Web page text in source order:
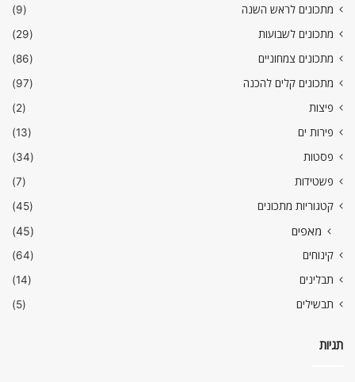
מתכונים לראש השנה
(9)
מתכונים לשבועות
(29)
מתכונים צמחוניים
(86)
מתכונים קלים להכנה
(97)
פיצות
(2)
פירות ים
(13)
פסטות
(34)
פשטידות
(7)
קטגוריות מתכונים
(45)
מאפים (45)
קינוחים
(64)
תבלינים
(14)
תבשילים
(5)
תגיות